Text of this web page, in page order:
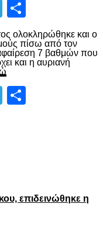
Telegram
ολοκληρώθηκε και ο
πίσω από τον
7 βαθμών που
και η αυριανή
Telegram
επιδεινώθηκε η